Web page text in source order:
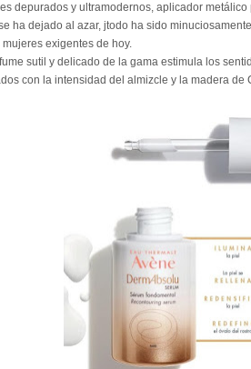
depurados y ultramodernos, aplicador
ha dejado al azar, jtodo ha sido
mujeres exigentes de hoy.
sutil y delicado de la gama estimula los
con la intensidad del almizcle y la madera de